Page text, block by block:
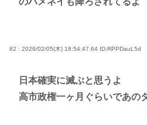
82 : 2026/02/05(木) 18:54:47.64 ID:RPPDauL5d
日本確実に滅ぶと思うよ
高市政権一ヶ月ぐらいであの